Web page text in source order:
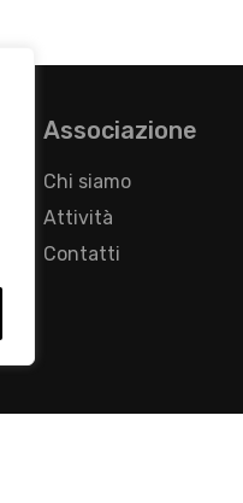
Associazione
Chi siamo
Attività
Contatti